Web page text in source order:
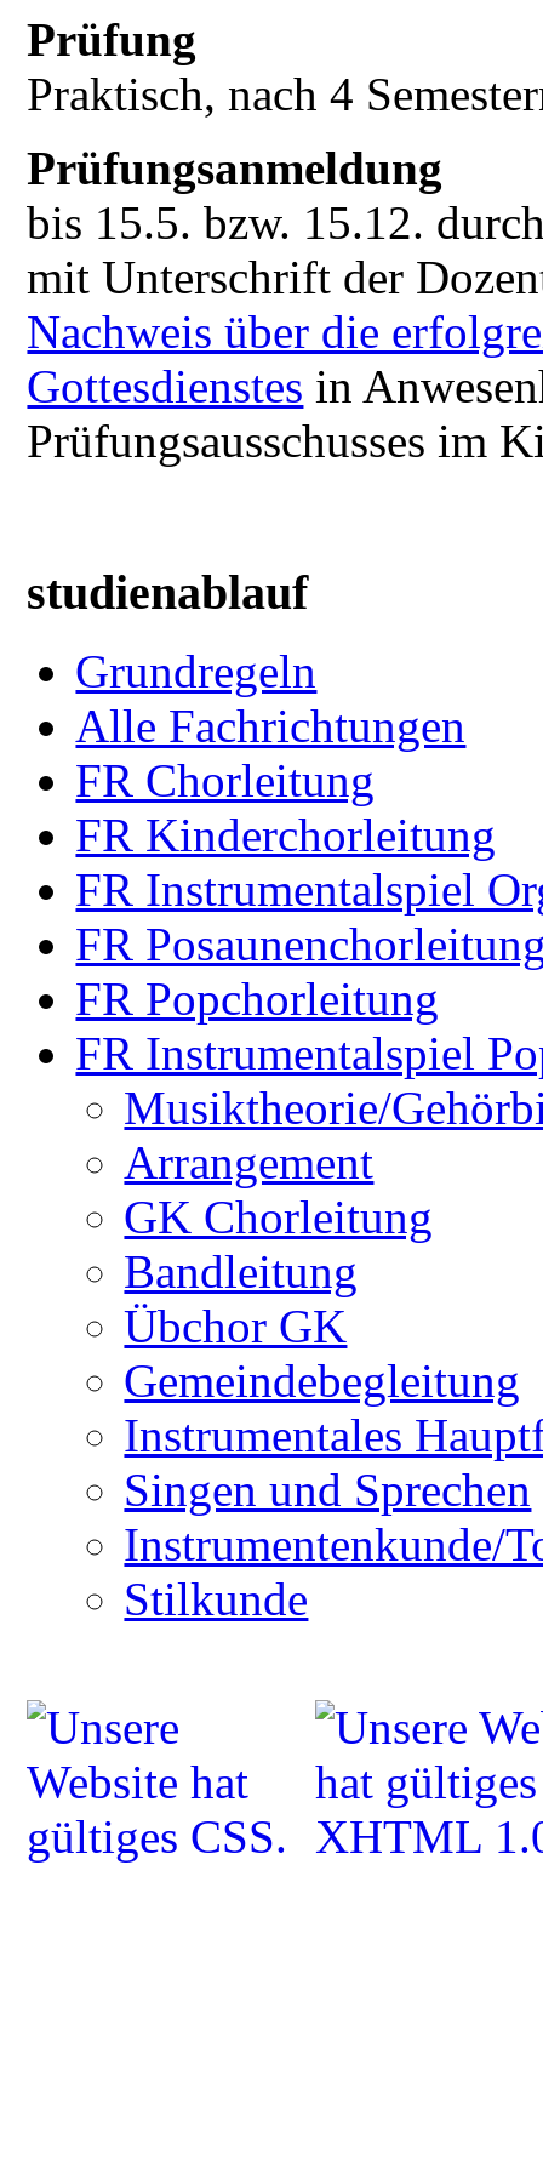
Prüfung
Praktisch, nach 4
Prüfungsanmeldung
bis 15.5. bzw. 15.12.
mit Unterschrift der
Nachweis über die
Gottesdienstes in
Prüfungsausschusses im
studienablauf
Grundregeln
Alle Fachrichtungen
FR Chorleitung
FR Kinderchorleitung
FR Instrumentalspiel
FR
FR Popchorleitung
FR Instrumentalspiel
Musiktheorie/
Arrangement
GK Chorleitung
Bandleitung
Übchor GK
Gemeindebegleitung
Instrumentales
Singen und Sprechen
Instrumentenkunde/
Stilkunde